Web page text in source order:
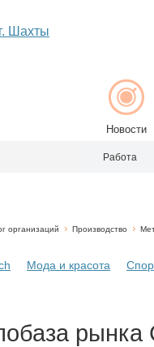
Шахты
Новости
Работа
организаций Производство
Мода и красота
рынка